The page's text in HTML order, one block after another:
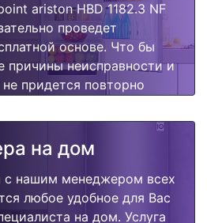
ariston HBD 1182.3 NF
проведет
основе. Что бы
причины неисправности и
придется повторно
на дом
с нашим менеджером всех
любое удобное для Вас
на дом. Услуга